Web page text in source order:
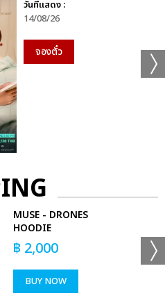
วันที่แสดง :
14/08/26
จองตั๋ว
MUSE - DRONES
HOODIE
฿ 2,000
BUY NOW